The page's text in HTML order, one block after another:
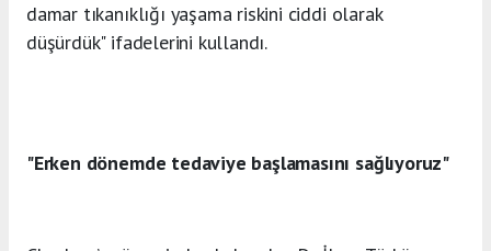
damar tıkanıklığı yaşama riskini ciddi olarak
düşürdük" ifadelerini kullandı.
"Erken dönemde tedaviye başlamasını sağlıyoruz"